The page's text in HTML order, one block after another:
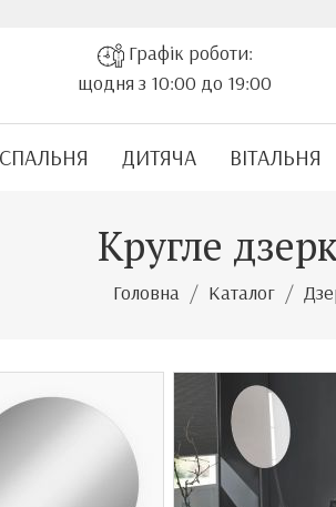
У
Графік роботи:
щодня з 10:00 до 19:00
СПАЛЬНЯ ДИТЯЧА ВІТАЛЬНЯ
Кругле
Головна Каталог